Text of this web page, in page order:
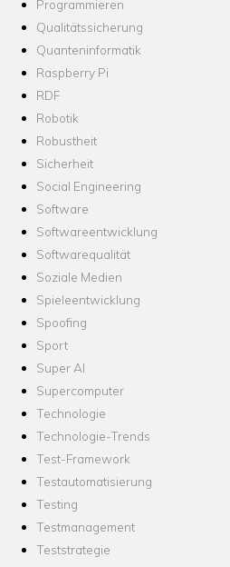
Programmieren
Qualitätssicherung
Quanteninformatik
Raspberry Pi
RDF
Robotik
Robustheit
Sicherheit
Social Engineering
Software
Softwareentwicklung
Softwarequalität
Soziale Medien
Spieleentwicklung
Spoofing
Sport
Super AI
Supercomputer
Technologie
Technologie-Trends
Test-Framework
Testautomatisierung
Testing
Testmanagement
Teststrategie